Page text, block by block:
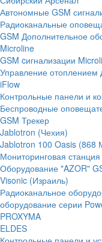
Автономные GSM
Радиоканальные
GSM Дополнительное
Microline
GSM cигнализации
Управление отоплением
iFlow
Контрольные панели и
Беспроводные
GSM Трекер
Jablotron (Чехия)
Jablotron 100 Oasis (868
Мониторинговая станция
Оборудование "AZOR"
Visonic (Израиль)
Радиоканальное
оборудование серии
PROXYMA
ELDES